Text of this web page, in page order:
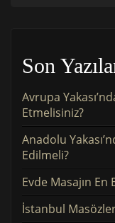
Son
Avrupa
Etmelisiniz?
Anadolu
Edilmeli?
Evde Masajın
İstanbul